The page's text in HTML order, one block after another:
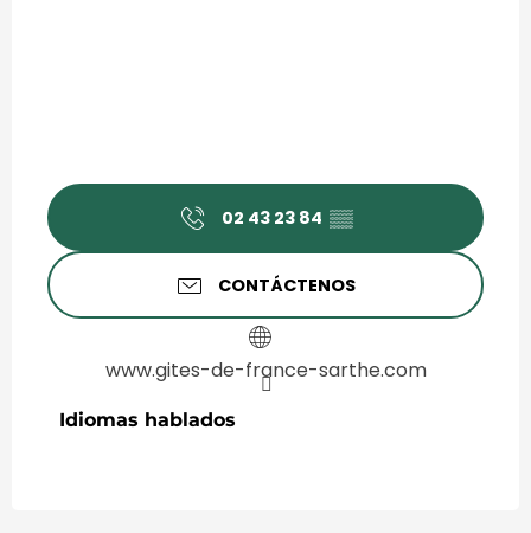
02 43 23 84 ▒▒
CONTÁCTENOS
www.gites-de-france-sarthe.com
Idiomas hablados
Idiomas hablados